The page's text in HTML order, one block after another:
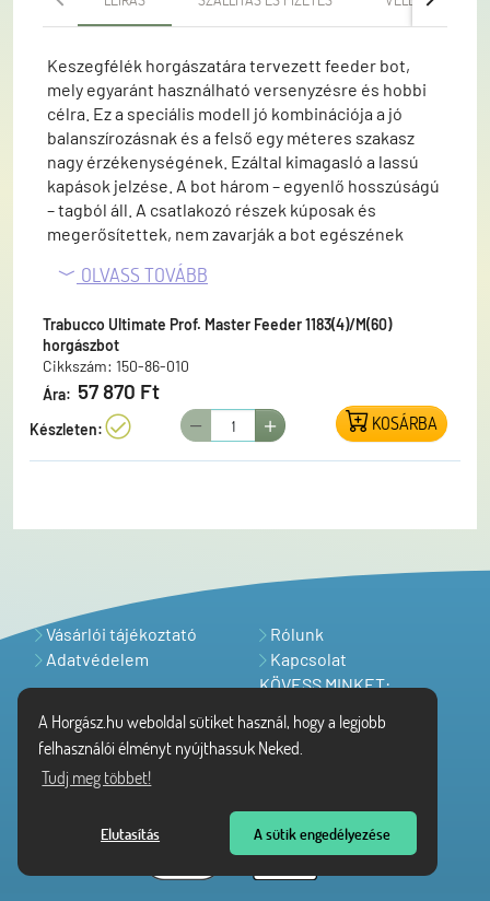
A Horgász.hu weboldal sütiket használ, hogy a legjobb
felhasználói élményt nyújthassuk Neked.
Tudj meg többet!
Elutasítás A sütik engedélyezése
Keszegfélék horgászatára tervezett feeder bot,
mely egyaránt használható versenyzésre és hobbi
célra. Ez a speciális modell jó kombinációja a jó
balanszírozásnak és a felső egy méteres szakasz
nagy érzékenységének. Ezáltal kimagasló a lassú
kapások jelzése. A bot három – egyenlő hosszúságú
– tagból áll. A csatlakozó részek kúposak és
megerősítettek, nem zavarják a bot egészének
A kialakítás megakadályozza a gubancolódást. Az
zsinór gyors lefutását és a dobóelőke kötés sima
átjutását. Természetes parafa nyél lakkozott és
gumírozott orsótartót, a bot végén kúpos
markolatot kapott. A bot tartozéka négy darab
különböző érzékenységű spicc (ULTM-PM1, ULTM-
cikkszámon rendelhetők: 150-86-001, 150-86-002,
150-86-003 és 150-86-004
OLVASS TOVÁBB
Trabucco Ultimate Prof. Master Feeder 1183(4)/M(60)
horgászbot
Cikkszám: 150-86-010
Ára: 57 870 Ft
Készleten: KOSÁRBA
Vásárlói tájékoztató
Adatvédelem
Rólunk
Kapcsolat
KÖVESS MINKET: